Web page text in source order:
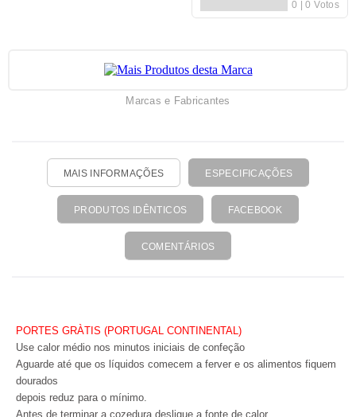
Marcas e Fabricantes
MAIS INFORMAÇÕES ESPECIFICAÇÕES
PRODUTOS IDÊNTICOS FACEBOOK
COMENTÁRIOS
PORTES GRÀTIS (PORTUGAL CONTINENTAL)
Use calor médio nos minutos iniciais de confeção
Aguarde até que os líquidos comecem a ferver e os alimentos fiquem
dourados
depois reduz para o mínimo.
Antes de terminar a cozedura desligue a fonte de calor.